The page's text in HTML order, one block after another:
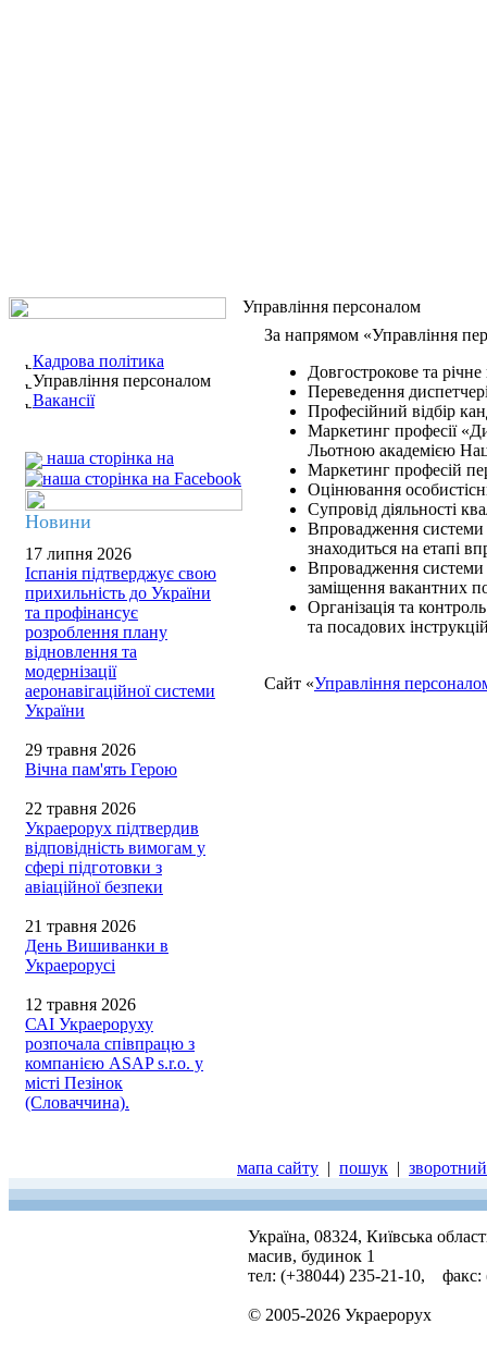
Кадрова політика
Управління персоналом
Вакансії
наша сторінка на
Новини
17 липня 2026
Іспанія підтверджує свою
прихильність до України
та профінансує
розроблення плану
відновлення та
модернізації
аеронавігаційної системи
України
29 травня 2026
Вічна пам'ять Герою
22 травня 2026
Украерорух підтвердив
відповідність вимогам у
сфері підготовки з
авіаційної безпеки
21 травня 2026
День Вишиванки в
Украерорусі
12 травня 2026
САІ Украероруху
розпочала співпрацю з
компанією ASAP s.r.o. у
місті Пезінок
(Словаччина).
Управління персоналом
За напрямом «Управління
Довгострокове та
Переведення
Професійний відбір
Маркетинг професії
Льотною академією
Маркетинг професій
Оцінювання
Супровід діяльності
Впровадження системи
знаходиться на етапі
Впровадження системи
заміщення вакантних
Організація та
та посадових
Сайт «Управління
мапа сайту | пошук |
Україна, 08324, Київська
масив, будинок 1
тел: (+38044) 235-21-10, факс:
© 2005-2026 Украерорух